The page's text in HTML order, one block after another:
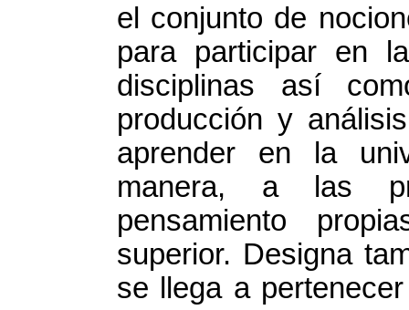
el conjunto de
para participar en
disciplinas así
producción y
aprender en la
manera, a las
pensamiento
superior. Designa
se llega a